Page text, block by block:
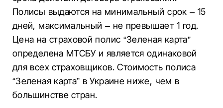
Полисы выдаются на минимальный срок – 15
дней, максимальный – не превышает 1 год.
Цена на страховой полис “Зеленая карта”
определена МТСБУ и является одинаковой
для всех страховщиков. Стоимость полиса
“Зеленая карта” в Украине ниже, чем в
большинстве стран.